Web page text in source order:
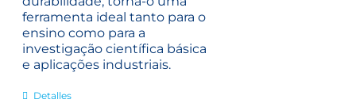
ferramenta ideal tanto para o
ensino como para a
investigação científica básica
e aplicações industriais.
Detalles